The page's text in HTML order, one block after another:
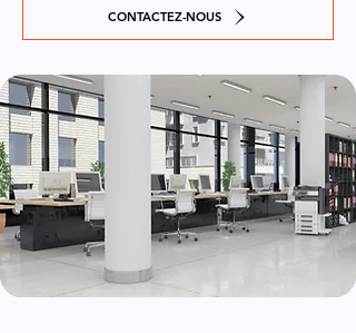
CONTACTEZ-NOUS